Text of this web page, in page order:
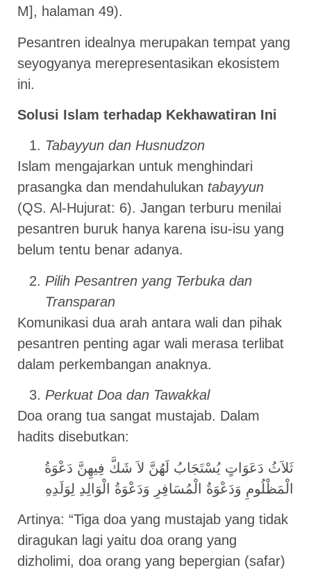
M], halaman 49).
Pesantren idealnya merupakan tempat yang
seyogyanya merepresentasikan ekosistem
ini.
Solusi Islam terhadap Kekhawatiran Ini
Tabayyun dan Husnudzon
Islam mengajarkan untuk menghindari
prasangka dan mendahulukan tabayyun
(QS. Al-Hujurat: 6). Jangan terburu menilai
pesantren buruk hanya karena isu-isu yang
belum tentu benar adanya.
Pilih Pesantren yang Terbuka dan
Transparan
Komunikasi dua arah antara wali dan pihak
pesantren penting agar wali merasa terlibat
dalam perkembangan anaknya.
Perkuat Doa dan Tawakkal
Doa orang tua sangat mustajab. Dalam
hadits disebutkan:
ثَلاَثُ دَعَوَاتٍ يُسْتَجَابُ لَهُنَّ لاَ شَكَّ فِيهِنَّ دَعْوَةُ
الْمَظْلُومِ وَدَعْوَةُ الْمُسَافِرِ وَدَعْوَةُ الْوَالِدِ لِوَلَدِهِ
Artinya: “Tiga doa yang mustajab yang tidak
diragukan lagi yaitu doa orang yang
dizholimi, doa orang yang bepergian (safar)